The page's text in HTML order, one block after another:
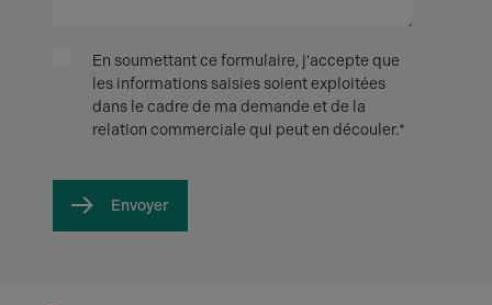
En soumettant ce formulaire, j'accepte que
les informations saisies soient exploitées
dans le cadre de ma demande et de la
relation commerciale qui peut en découler.*
Envoyer